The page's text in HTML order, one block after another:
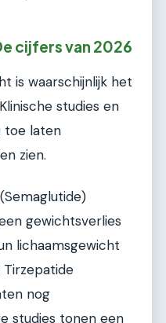
cijfers van 2026
is waarschijnlijk het
studies en
toe laten
zien.
gewichtsverlies
lichaamsgewicht
Tirzepatide
nog
studies tonen een